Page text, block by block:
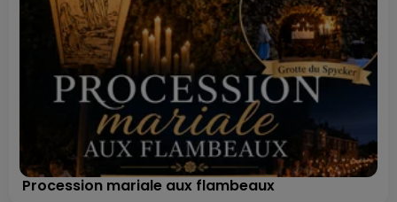
Procession mariale aux flambeaux